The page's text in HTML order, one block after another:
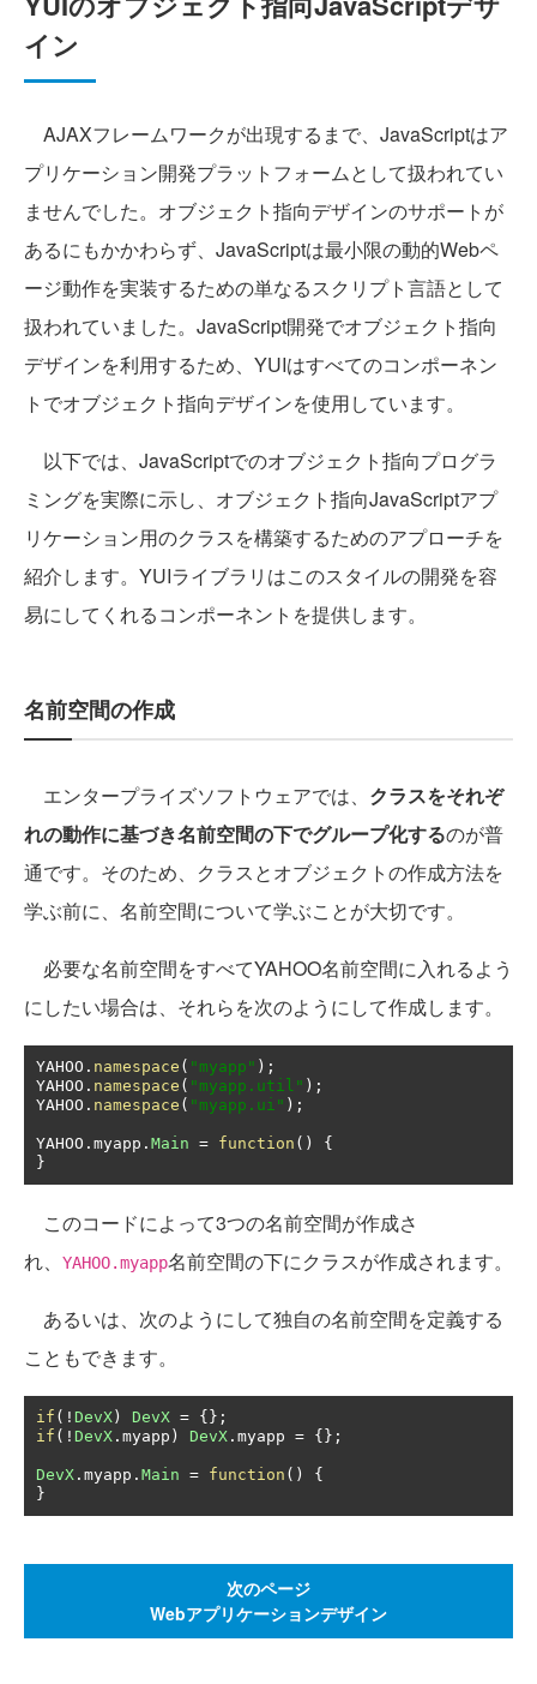
イン
AJAXフレームワークが出現するまで、JavaScriptはア
プリケーション開発プラットフォームとして扱われてい
ませんでした。オブジェクト指向デザインのサポートが
あるにもかかわらず、JavaScriptは最小限の動的Webペ
ージ動作を実装するための単なるスクリプト言語として
扱われていました。JavaScript開発でオブジェクト指向
デザインを利用するため、YUIはすべてのコンポーネン
トでオブジェクト指向デザインを使用しています。
以下では、JavaScriptでのオブジェクト指向プログラ
ミングを実際に示し、オブジェクト指向JavaScriptアプ
リケーション用のクラスを構築するためのアプローチを
紹介します。YUIライブラリはこのスタイルの開発を容
易にしてくれるコンポーネントを提供します。
名前空間の作成
エンタープライズソフトウェアでは、 クラスをそれぞ
れの動作に基づき名前空間の下でグループ化するのが普
通です。そのため、クラスとオブジェクトの作成方法を
学ぶ前に、名前空間について学ぶことが大切です。
必要な名前空間をすべてYAHOO名前空間に入れるよう
にしたい場合は、それらを次のようにして作成します。
YAHOO . namespace ( "myapp" );
YAHOO . namespace ( "myapp.util" );
YAHOO . namespace ( "myapp.ui" );
YAHOO . myapp . Main = function ()
{
}
このコードによって3つの名前空間が作成さ
れ、
YAHOO.myapp名前空間の下にクラスが作成されます。
あるいは、次のようにして独自の名前空間を定義する
こともできます。
if (! DevX ) DevX = {};
if (! DevX . myapp ) DevX . myapp = {};
DevX . myapp . Main = function ()
{
}
次のページ
Webアプリケーションデザイン